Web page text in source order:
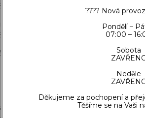
???? Nová
Pondělí –
07:00 –
Sobota
Neděle
Děkujeme za pochopení a
Těšíme se na Vaši
aspektem závodních vozů, bez
kamer schopni PEUGEOT
kola vhodně doplňující vyvážené a